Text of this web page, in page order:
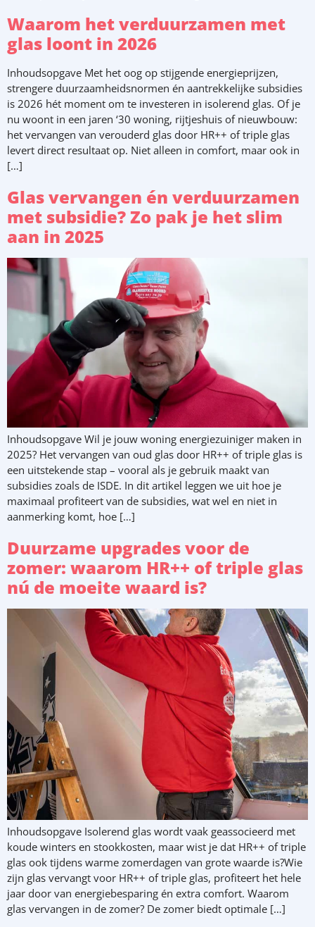
Waarom het verduurzamen met
glas loont in 2026
Inhoudsopgave Met het oog op stijgende energieprijzen,
strengere duurzaamheidsnormen én aantrekkelijke subsidies
is 2026 hét moment om te investeren in isolerend glas. Of je
nu woont in een jaren ‘30 woning, rijtjeshuis of nieuwbouw:
het vervangen van verouderd glas door HR++ of triple glas
levert direct resultaat op. Niet alleen in comfort, maar ook in
[…]
Glas vervangen én verduurzamen
met subsidie? Zo pak je het slim
aan in 2025
Inhoudsopgave Wil je jouw woning energiezuiniger maken in
2025? Het vervangen van oud glas door HR++ of triple glas is
een uitstekende stap – vooral als je gebruik maakt van
subsidies zoals de ISDE. In dit artikel leggen we uit hoe je
maximaal profiteert van de subsidies, wat wel en niet in
aanmerking komt, hoe […]
Duurzame upgrades voor de
zomer: waarom HR++ of triple glas
nú de moeite waard is?
Inhoudsopgave Isolerend glas wordt vaak geassocieerd met
koude winters en stookkosten, maar wist je dat HR++ of triple
glas ook tijdens warme zomerdagen van grote waarde is?Wie
zijn glas vervangt voor HR++ of triple glas, profiteert het hele
jaar door van energiebesparing én extra comfort. Waarom
glas vervangen in de zomer? De zomer biedt optimale […]